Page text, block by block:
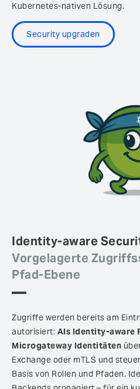
Kubernetes-nativen Lösung.
Security upgraden
Identity-aware
Vorgelagerte
Pfad-Ebene
Zugriffe werden bereits am
autorisiert: Als Identity-aware
Microgateway Identitäten
Exchange oder mTLS und
Basis von Rollen und Pfaden.